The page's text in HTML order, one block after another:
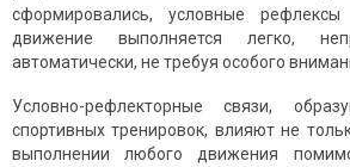
сформировались, условные рефлексы
движение выполняется легко,
автоматически, не требуя особого
Условно-рефлекторные связи,
спортивных тренировок, влияют не
выполнении любого движения